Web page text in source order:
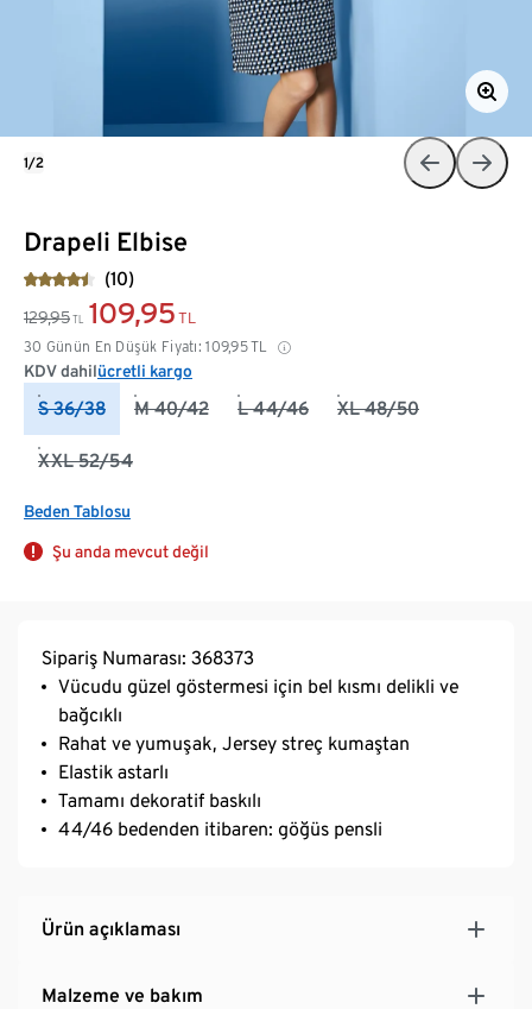
Drapeli Elbise
(10)
129,95 TL 109,95 TL
30 Günün En Düşük Fiyatı: 109,95TL
KDV dahilücretli kargo
S 36/38 M 40/42 L 44/46 XL 48/50
XXL 52/54
Beden Tablosu
Şu anda mevcut değil
1/2
Sipariş Numarası: 368373
Vücudu güzel göstermesi için bel kısmı delikli ve
bağcıklı
Rahat ve yumuşak, Jersey streç kumaştan
Elastik astarlı
Tamamı dekoratif baskılı
44/46 bedenden itibaren: göğüs pensli
Ürün açıklaması
Malzeme ve bakım